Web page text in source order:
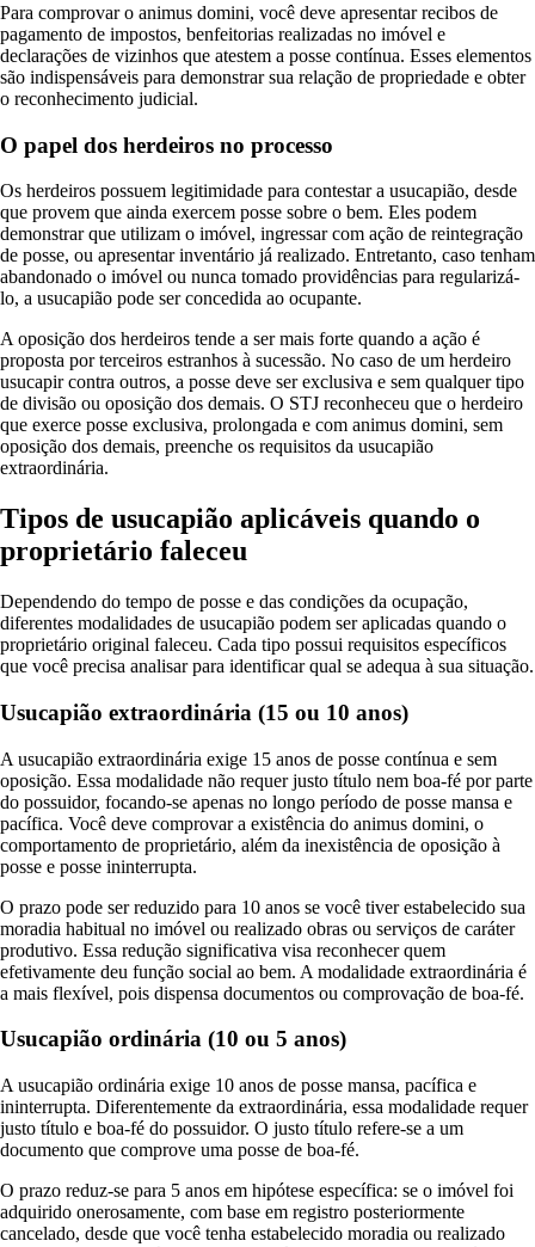
Para comprovar o animus domini, você deve apresentar recibos de
pagamento de impostos, benfeitorias realizadas no imóvel e
declarações de vizinhos que atestem a posse contínua. Esses elementos
são indispensáveis para demonstrar sua relação de propriedade e obter
o reconhecimento judicial.
O papel dos herdeiros no processo
Os herdeiros possuem legitimidade para contestar a usucapião, desde
que provem que ainda exercem posse sobre o bem. Eles podem
demonstrar que utilizam o imóvel, ingressar com ação de reintegração
de posse, ou apresentar inventário já realizado. Entretanto, caso tenham
abandonado o imóvel ou nunca tomado providências para regularizá-
lo, a usucapião pode ser concedida ao ocupante.
A oposição dos herdeiros tende a ser mais forte quando a ação é
proposta por terceiros estranhos à sucessão. No caso de um herdeiro
usucapir contra outros, a posse deve ser exclusiva e sem qualquer tipo
de divisão ou oposição dos demais. O STJ reconheceu que o herdeiro
que exerce posse exclusiva, prolongada e com animus domini, sem
oposição dos demais, preenche os requisitos da usucapião
extraordinária.
Tipos de usucapião aplicáveis quando o
proprietário faleceu
Dependendo do tempo de posse e das condições da ocupação,
diferentes modalidades de usucapião podem ser aplicadas quando o
proprietário original faleceu. Cada tipo possui requisitos específicos
que você precisa analisar para identificar qual se adequa à sua situação.
Usucapião extraordinária (15 ou 10 anos)
A usucapião extraordinária exige 15 anos de posse contínua e sem
oposição. Essa modalidade não requer justo título nem boa-fé por parte
do possuidor, focando-se apenas no longo período de posse mansa e
pacífica. Você deve comprovar a existência do animus domini, o
comportamento de proprietário, além da inexistência de oposição à
posse e posse ininterrupta.
O prazo pode ser reduzido para 10 anos se você tiver estabelecido sua
moradia habitual no imóvel ou realizado obras ou serviços de caráter
produtivo. Essa redução significativa visa reconhecer quem
efetivamente deu função social ao bem. A modalidade extraordinária é
a mais flexível, pois dispensa documentos ou comprovação de boa-fé.
Usucapião ordinária (10 ou 5 anos)
A usucapião ordinária exige 10 anos de posse mansa, pacífica e
ininterrupta. Diferentemente da extraordinária, essa modalidade requer
justo título e boa-fé do possuidor. O justo título refere-se a um
documento que comprove uma posse de boa-fé.
O prazo reduz-se para 5 anos em hipótese específica: se o imóvel foi
adquirido onerosamente, com base em registro posteriormente
cancelado, desde que você tenha estabelecido moradia ou realizado